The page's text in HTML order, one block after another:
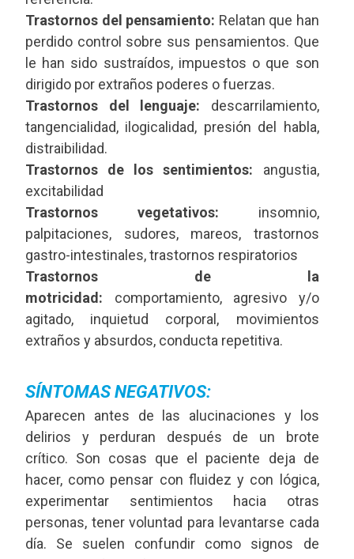
Trastornos del pensamiento: Relatan que han
perdido control sobre sus pensamientos. Que
le han sido sustraídos, impuestos o que son
dirigido por extraños poderes o fuerzas.
Trastornos del lenguaje: descarrilamiento,
tangencialidad, ilogicalidad, presión del habla,
distraibilidad.
Trastornos de los sentimientos: angustia,
excitabilidad
Trastornos vegetativos: insomnio,
palpitaciones, sudores, mareos, trastornos
gastro-intestinales, trastornos respiratorios
Trastornos de la
motricidad: comportamiento, agresivo y/o
agitado, inquietud corporal, movimientos
extraños y absurdos, conducta repetitiva.
SÍNTOMAS NEGATIVOS:
Aparecen antes de las alucinaciones y los
delirios y perduran después de un brote
crítico. Son cosas que el paciente deja de
hacer, como pensar con fluidez y con lógica,
experimentar sentimientos hacia otras
personas, tener voluntad para levantarse cada
día. Se suelen confundir como signos de